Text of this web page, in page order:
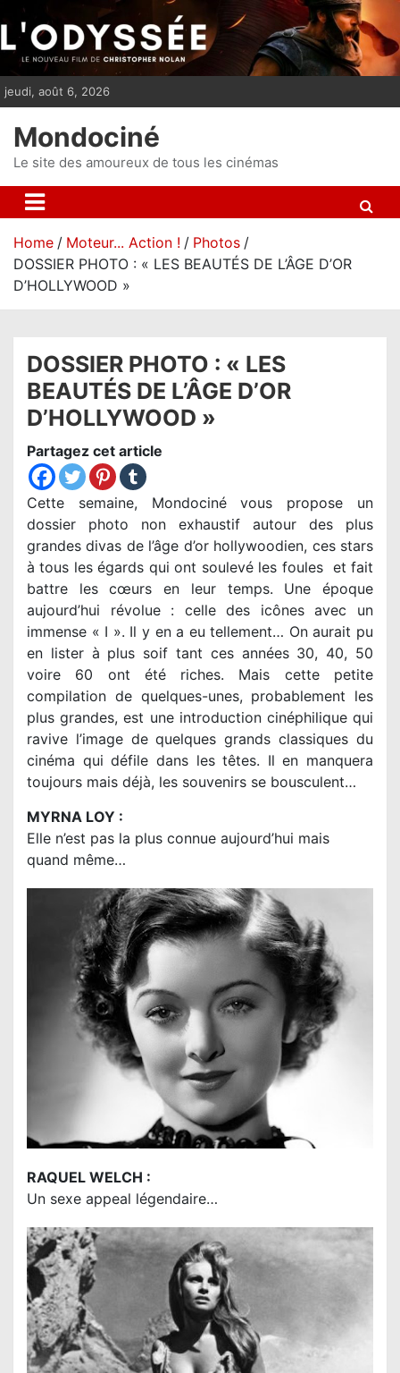
i
p
t
n
jeudi, août 6, 2026
Mondociné
Le site des amoureux de tous les cinémas
Home Moteur... Action !
Photos
DOSSIER PHOTO : « LES BEAUTÉS DE L’ÂGE D’OR
D’HOLLYWOOD »
DOSSIER PHOTO : « LES
BEAUTÉS DE L’ÂGE D’OR
D’HOLLYWOOD »
Partagez cet article
Cette semaine, Mondociné vous propose un
dossier photo non exhaustif autour des plus
grandes divas de l’âge d’or hollywoodien, ces stars
à tous les égards qui ont soulevé les foules et fait
battre les cœurs en leur temps. Une époque
aujourd’hui révolue : celle des icônes avec un
immense « I ». Il y en a eu tellement… On aurait pu
en lister à plus soif tant ces années 30, 40, 50
voire 60 ont été riches. Mais cette petite
compilation de quelques-unes, probablement les
plus grandes, est une introduction cinéphilique qui
ravive l’image de quelques grands classiques du
cinéma qui défile dans les têtes. Il en manquera
toujours mais déjà, les souvenirs se bousculent…
MYRNA LOY :
Elle n’est pas la plus connue aujourd’hui mais
quand même…
RAQUEL WELCH :
Un sexe appeal légendaire…